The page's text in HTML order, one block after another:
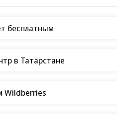
бесплатным
в Татарстане
Wildberries